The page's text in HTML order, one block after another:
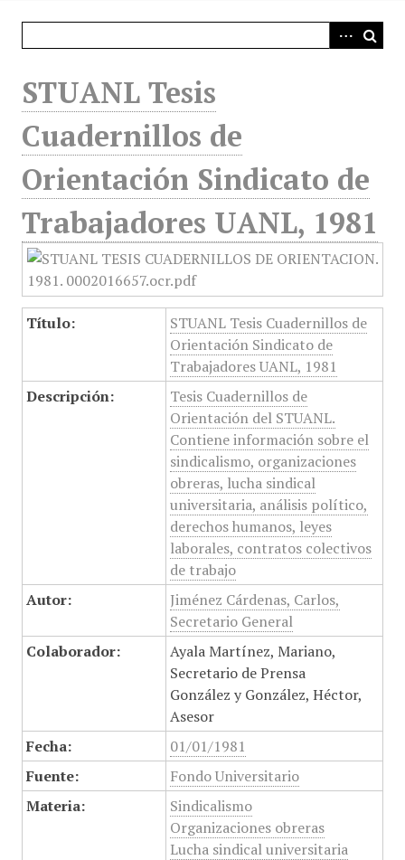
STUANL Tesis
Cuadernillos de
Orientación Sindicato de
Trabajadores UANL, 1981
Título:
STUANL Tesis Cuadernillos de
Orientación Sindicato de
Trabajadores UANL, 1981
Descripción:
Tesis Cuadernillos de
Orientación del STUANL.
Contiene información sobre el
sindicalismo, organizaciones
obreras, lucha sindical
universitaria, análisis político,
derechos humanos, leyes
laborales, contratos colectivos
de trabajo
Autor:
Jiménez Cárdenas, Carlos,
Secretario General
Colaborador:
Ayala Martínez, Mariano,
Secretario de Prensa
González y González, Héctor,
Asesor
Fecha:
01/01/1981
Fuente:
Fondo Universitario
Materia:
Sindicalismo
Organizaciones obreras
Lucha sindical universitaria